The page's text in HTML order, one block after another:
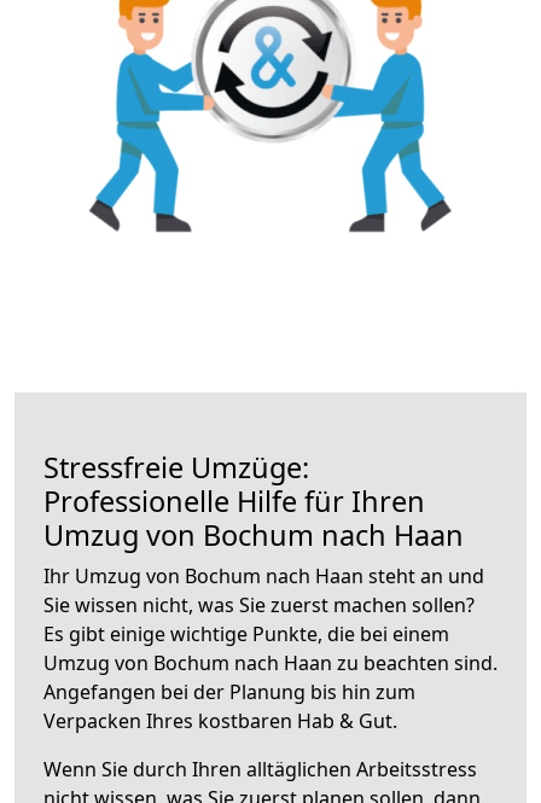
Stressfreie Umzüge:
Professionelle Hilfe für Ihren
Umzug von Bochum nach Haan
Ihr Umzug von Bochum nach Haan steht an und
Sie wissen nicht, was Sie zuerst machen sollen?
Es gibt einige wichtige Punkte, die bei einem
Umzug von Bochum nach Haan zu beachten sind.
Angefangen bei der Planung bis hin zum
Verpacken Ihres kostbaren Hab & Gut.
Wenn Sie durch Ihren alltäglichen Arbeitsstress